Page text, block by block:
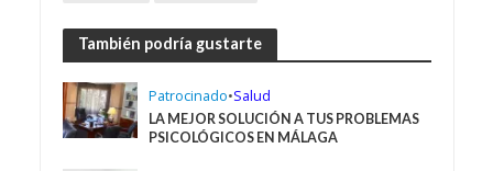
También podría gustarte
Patrocinado•Salud
LA MEJOR SOLUCIÓN A TUS PROBLEMAS
PSICOLÓGICOS EN MÁLAGA